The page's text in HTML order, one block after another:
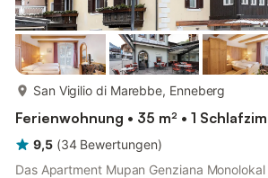
San Vigilio di Marebbe, Enneberg
Ferienwohnung • 35 m² • 1
9,5 (34 Bewertungen)
Das Apartment Mupan Genziana Monolokal